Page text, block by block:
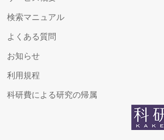
検索マニュアル
よくある質問
お知らせ
利用規程
科研費による研究の帰属